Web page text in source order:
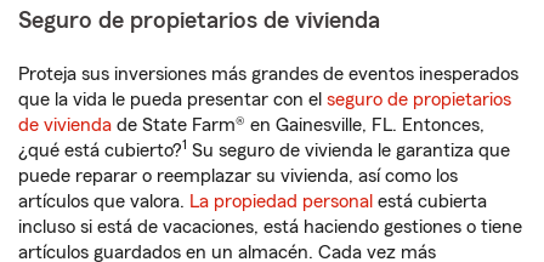
Seguro de propietarios de vivienda
Proteja sus inversiones más grandes de eventos inesperados
que la vida le pueda presentar con el seguro de propietarios
de vivienda de State Farm® en Gainesville, FL. Entonces,
¿qué está cubierto?1 Su seguro de vivienda le garantiza que
puede reparar o reemplazar su vivienda, así como los
artículos que valora. La propiedad personal está cubierta
incluso si está de vacaciones, está haciendo gestiones o tiene
artículos guardados en un almacén. Cada vez más